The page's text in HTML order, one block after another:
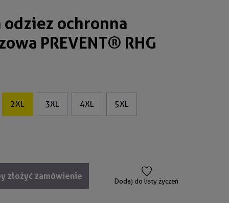
ochronna
PREVENT® RHG
2XL 3XL 4XL 5XL
złożyć zamówienie Dodaj do listy życzeń